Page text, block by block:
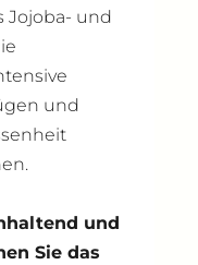
Jojoba- und
und
und
Sie das